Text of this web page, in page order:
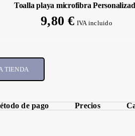
Toalla playa microfibra
9,80€ IVA incluido
TIENDA
de pago Precios